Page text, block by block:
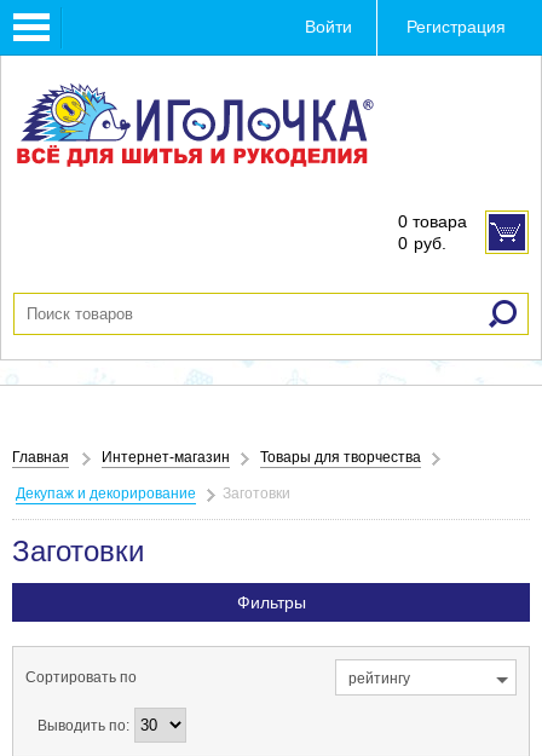
Toggle
navigation
Войти Регистрация
0 товара
0 руб.
Главная Интернет-магазин Товары для творчества
Декупаж и декорирование Заготовки
Заготовки
Фильтры
Сортировать по рейтингу
Выводить по: